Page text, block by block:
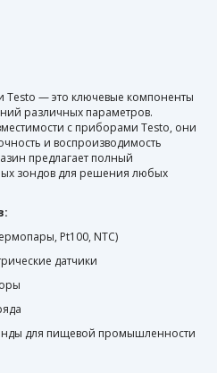
Testo — это ключевые компоненты
различных параметров.
с приборами Testo, они
и воспроизводимость
предлагает полный
зондов для решения любых
Pt100, NTC)
датчики
для пищевой промышленности